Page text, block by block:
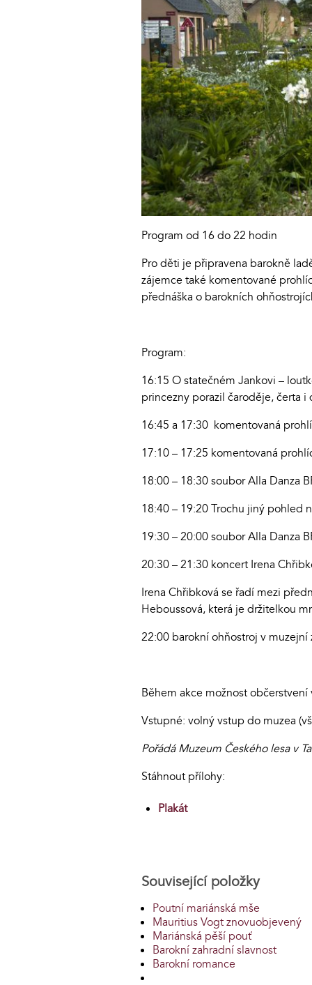
Program od 16 do 22 hodin
Pro děti je připravena barokně
zájemce také komentované
přednáška o barokních
Program:
16:15 O statečném Jankovi –
princezny porazil čaroděje, čerta
16:45 a 17:30 komentovaná
17:10 – 17:25 komentovaná
18:00 – 18:30 soubor Alla Danza
18:40 – 19:20 Trochu jiný pohled
19:30 – 20:00 soubor Alla Danza
20:30 – 21:30 koncert Irena
Irena Chřibková se řadí mezi
Heboussová, která je držitelkou
22:00 barokní ohňostroj v muzejní
Během akce možnost občerstvení
Vstupné: volný vstup do muzea
Pořádá Muzeum Českého lesa v
Stáhnout přílohy:
Plakát
Související položky
Poutní mariánská mše
Mauritius Vogt znovuobjevený
Mariánská pěší pouť
Barokní zahradní slavnost
Barokní romance